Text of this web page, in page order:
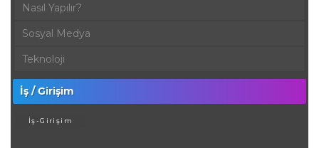
Nasıl Yapılır?
Sosyal Medya
Teknoloji
İş / Girişim
İş-Girişim